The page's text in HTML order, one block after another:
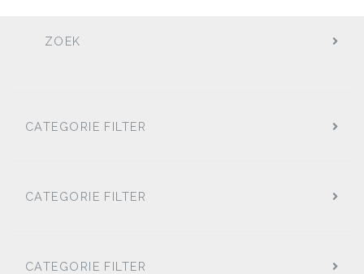
ZOEK
CATEGORIE FILTER
CATEGORIE FILTER
CATEGORIE FILTER